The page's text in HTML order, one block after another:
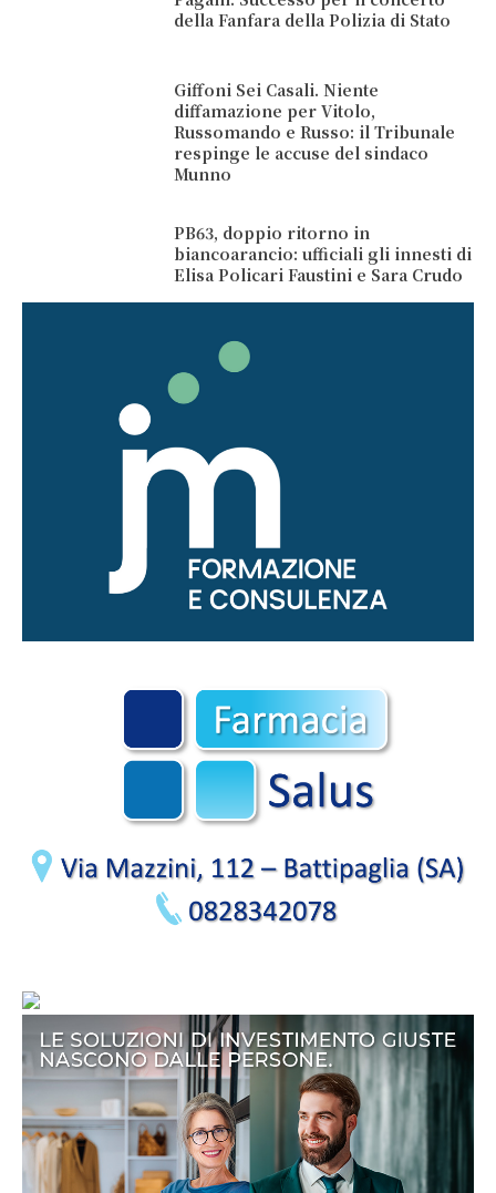
della Fanfara della Polizia di Stato
Giffoni Sei Casali. Niente
diffamazione per Vitolo,
Russomando e Russo: il Tribunale
respinge le accuse del sindaco
Munno
PB63, doppio ritorno in
biancoarancio: ufficiali gli innesti di
Elisa Policari Faustini e Sara Crudo